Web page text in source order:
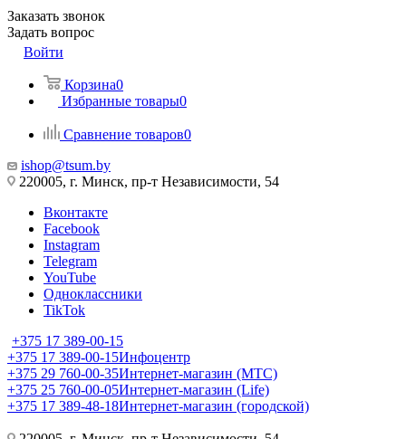
Заказать звонок
Задать вопрос
Войти
Корзина0
Избранные товары0
Сравнение товаров0
ishop@tsum.by
220005, г. Минск, пр-т Независимости, 54
Вконтакте
Facebook
Instagram
Telegram
YouTube
Одноклассники
TikTok
+375 17 389-00-15
+375 17 389-00-15Инфоцентр
+375 29 760-00-35Интернет-магазин (МТС)
+375 25 760-00-05Интернет-магазин (Life)
+375 17 389-48-18Интернет-магазин (городской)